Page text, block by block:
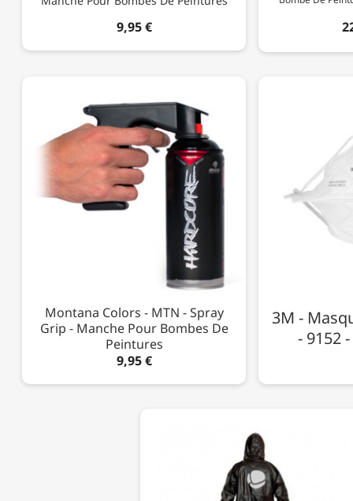
9,95 €
Montana Colors - MTN - Spray
Grip - Manche Pour Bombes De
Peintures
9,95 €
3M -
- 9152 -